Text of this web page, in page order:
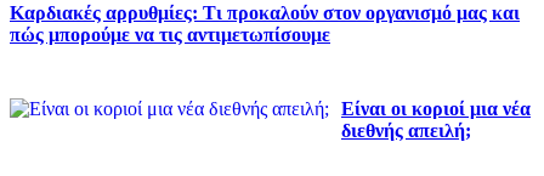
Καρδιακές αρρυθμίες: Τι προκαλούν στον οργανισμό μας και
πώς μπορούμε να τις αντιμετωπίσουμε
Είναι οι κοριοί μια νέα
διεθνής απειλή;